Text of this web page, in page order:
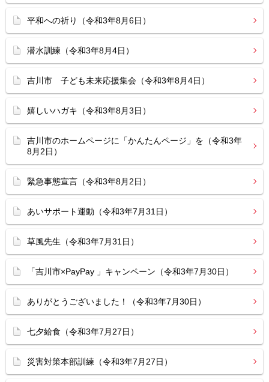
平和への祈り（令和3年8月6日）
潜水訓練（令和3年8月4日）
吉川市 子ども未来応援集会（令和3年8月4日）
嬉しいハガキ（令和3年8月3日）
吉川市のホームページに「かんたんページ」を（令和3年
8月2日）
緊急事態宣言（令和3年8月2日）
あいサポート運動（令和3年7月31日）
草風先生（令和3年7月31日）
「吉川市×PayPay 」キャンペーン（令和3年7月30日）
ありがとうございました！（令和3年7月30日）
七夕給食（令和3年7月27日）
災害対策本部訓練（令和3年7月27日）